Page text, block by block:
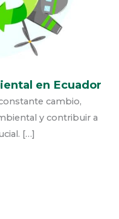
en Ecuador
cambio,
y contribuir a
[…]